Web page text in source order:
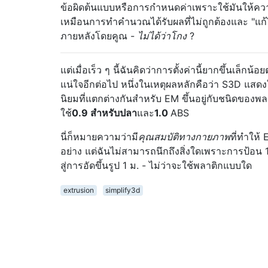
ข้อผิดต้นแบบหรือการกำหนดค่าเพราะใช้มันให้ค
เหมือนการทำคำนวณได้รับผลที่ไม่ถูกต้องและ "แ
ภายหลังโดยคูณ - ไม่ได้ว่าโกง?
แต่เมื่อเร็ว ๆ นี้ฉันคิดว่าการตั้งค่านี้ยากขึ้นเล็กน้อ
แน่ใจอีกต่อไป หนึ่งในเหตุผลหลักคือว่า S3D แสด
นิยมที่แตกต่างกันสำหรับ EM ขึ้นอยู่กับชนิดของพ
ใช้0.9 สำหรับปลาและ1.0 ABS
นี่ก็หมายความว่ามีคุณสมบัติทางกายภาพที่ทำให้
อย่าง แต่ฉันไม่สามารถนึกถึงสิ่งใดเพราะการป้อน
สู่การอัดขึ้นรูป 1 ม. - ไม่ว่าจะใช้พลาติกแบบใด
extrusion simplify3d